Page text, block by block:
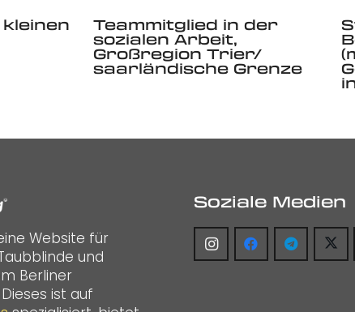
Teammitglied in der
sozialen Arbeit,
Großregion Trier/
saarländische Grenze
Website für
und
Berliner
Dieses ist auf
Soziale Medien